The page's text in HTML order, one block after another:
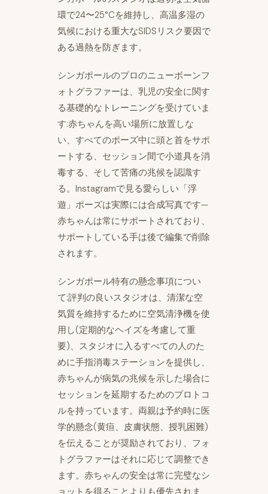
環で24〜25°Cを維持し、高温多湿の
気候における重大なSIDSリスク要因で
ある過熱を防ぎます。
シンガポールのプロのニューボーンフ
ォトグラファーは、乳児の安全に関す
る基礎的なトレーニングを受けていま
す:赤ちゃんを高い場所に放置しな
い、すべてのポーズ中に頭と首をサポ
ートする、セッション間で小道具を消
毒する、そして苦痛の兆候を認識す
る。Instagramで見る愛らしい「浮
遊」ポーズは実際には合成写真です—
赤ちゃんは常にサポートされており、
サポートしている手は後で編集で削除
されます。
シンガポール特有の懸念事項につい
て:評判の良いスタジオは、清潔な空
気質を維持するために空気清浄機を使
用し(定期的なヘイズを考慮して重
要)、スタジオに入るすべての人のた
めに手指消毒ステーションを提供し、
赤ちゃんが病気の兆候を示した場合に
セッションを延期するためのプロトコ
ルを持っています。両親は予約時に医
学的懸念(黄疸、皮膚状態、授乳困難)
を伝えることが奨励されており、フォ
トグラファーはそれに応じて調整でき
ます。赤ちゃんの安全は常に完璧なシ
ョットを得ることよりも優先されま